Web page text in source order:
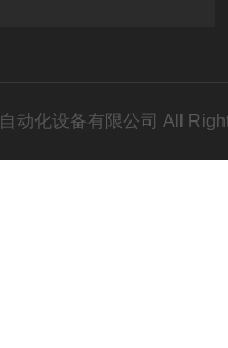
动化设备有限公司 All